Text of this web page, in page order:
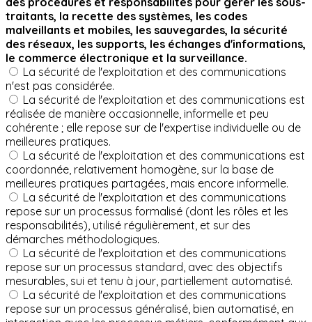
traitants, la recette des systèmes, les codes
malveillants et mobiles, les sauvegardes, la sécurité
des réseaux, les supports, les échanges d'informations,
le commerce électronique et la surveillance.
La sécurité de l'exploitation et des communications
n'est pas considérée.
La sécurité de l'exploitation et des communications est
réalisée de manière occasionnelle, informelle et peu
cohérente ; elle repose sur de l'expertise individuelle ou de
meilleures pratiques.
La sécurité de l'exploitation et des communications est
coordonnée, relativement homogène, sur la base de
meilleures pratiques partagées, mais encore informelle.
La sécurité de l'exploitation et des communications
repose sur un processus formalisé (dont les rôles et les
responsabilités), utilisé régulièrement, et sur des
démarches méthodologiques.
La sécurité de l'exploitation et des communications
repose sur un processus standard, avec des objectifs
mesurables, sui et tenu à jour, partiellement automatisé.
La sécurité de l'exploitation et des communications
repose sur un processus généralisé, bien automatisé, en